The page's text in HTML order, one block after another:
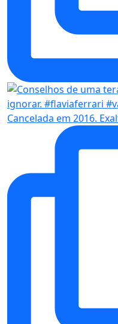
Cancelada em 2016.